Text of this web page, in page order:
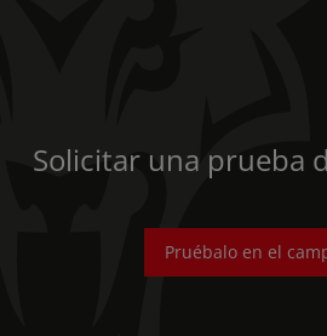
Solicitar una prueba
Pruébalo en el